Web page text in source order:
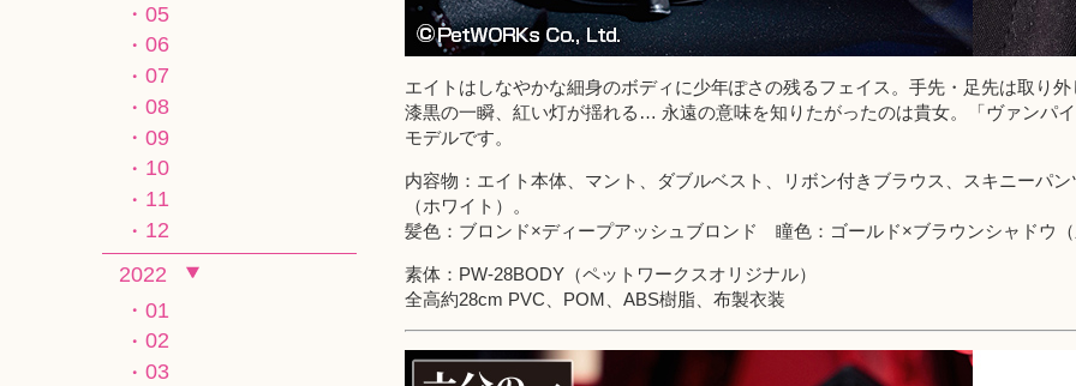
エイトはしなやかな細身のボディに少年ぽさの残るフェイス。手先・足先は取り
漆黒の一瞬、紅い灯が揺れる… 永遠の意味を知りたがったのは貴女。「ヴァンパ
モデルです。
内容物：エイト本体、マント、ダブルベスト、リボン付きブラウス、スキニーパ
（ホワイト）。
髪色：ブロンド×ディープアッシュブロンド 瞳色：ゴールド×ブラウンシャドウ
素体：PW-28BODY（ペットワークスオリジナル）
全高約28cm PVC、POM、ABS樹脂、布製衣装
05
06
07
08
09
10
11
12
2022
01
02
03